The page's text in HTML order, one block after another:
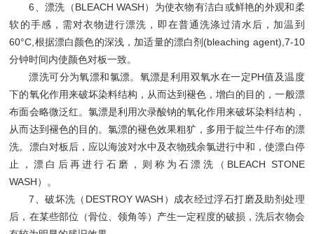
6、漂洗（BLEACH WASH）为使衣物有洁白或鲜艳的外观和柔
软的手感，需对衣物进行漂洗，即在普通洗涤过清水后，加温到
60°C,根据漂白颜色的深浅，加适量的漂白剂(bleaching agent),7-10
分钟时间内使颜色对板一致。
漂洗可分为氧漂和氯漂。氧漂是利用双氧水在一定PH值及温度
下的氧化作用来破坏染料结构，从而达到褪色，增白的目的，一般漂
布面会略微泛红。氯漂是利用次录酸钠的氧化作用来破坏染料结构，
从而达到褪色的目的。氯漂的褪色效果粗犷，多用于靛兰牛仔布的漂
洗。漂白对板后，应以海波对水中及衣物残余氯进行中和，使漂白停
止，漂白后再进行石磨，则称为石漂洗（BLEACH STONE
WASH）。
7、破坏洗（DESTROY WASH）成衣经过浮石打磨及助剂处理
后，在某些部位（骨位、领角等）产生一定程度的破损，洗后衣物会